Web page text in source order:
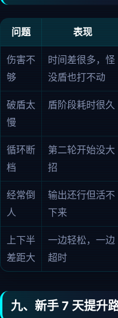
问题 表现
伤害不
够
时间差很多，怪
没盾也打不动
破盾太
慢
盾阶段耗时很久
循环断
档
第二轮开始没大
招
经常倒
人
输出还行但活不
下来
上下半
差距大
一边轻松，一边
超时
九、新手 7 天提升